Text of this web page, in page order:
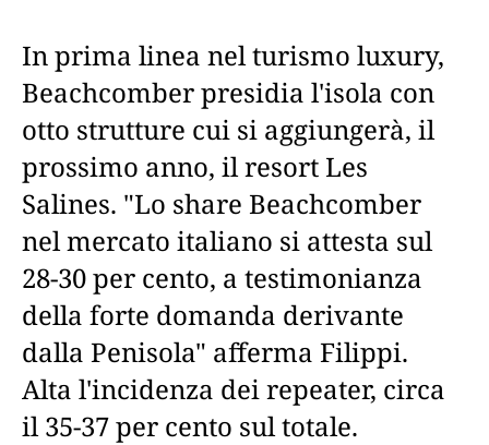
In prima linea nel turismo luxury,
Beachcomber presidia l'isola con
otto strutture cui si aggiungerà, il
prossimo anno, il resort Les
Salines. "Lo share Beachcomber
nel mercato italiano si attesta sul
28-30 per cento, a testimonianza
della forte domanda derivante
dalla Penisola" afferma Filippi.
Alta l'incidenza dei repeater, circa
il 35-37 per cento sul totale.